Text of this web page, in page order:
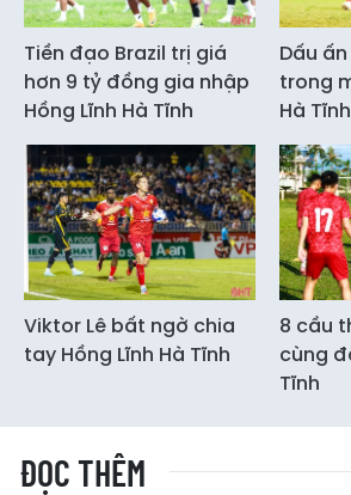
Tiền đạo Brazil trị giá
hơn 9 tỷ đồng gia nhập
Hồng Lĩnh Hà Tĩnh
Dấu
trong
Hà Tĩnh
Viktor Lê bất ngờ chia
tay Hồng Lĩnh Hà Tĩnh
8 cầu
cùng
Tĩnh
ĐỌC THÊM